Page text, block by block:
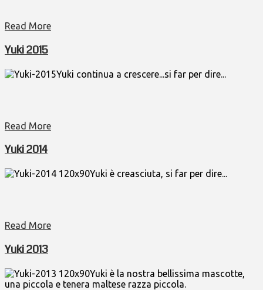
Read More
Yuki 2015
Yuki continua a crescere...si far per dire...
Read More
Yuki 2014
Yuki è creasciuta, si far per dire...
Read More
Yuki 2013
Yuki è la nostra bellissima mascotte,
una piccola e tenera maltese razza piccola.